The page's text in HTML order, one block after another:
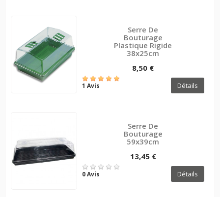
Serre De
Bouturage
Plastique Rigide
38x25cm
8,50 €
1 Avis Détails
Serre De
Bouturage
59x39cm
13,45 €
0 Avis Détails